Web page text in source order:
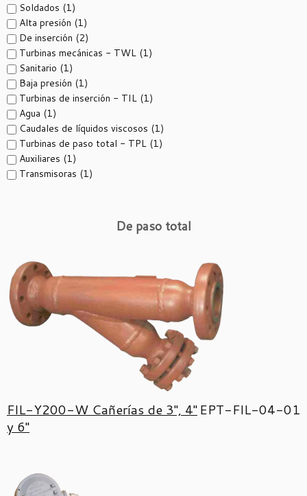
Soldados (1)
Alta presión (1)
De inserción (2)
Turbinas mecánicas - TWL (1)
Sanitario (1)
Baja presión (1)
Turbinas de inserción - TIL (1)
Agua (1)
Caudales de líquidos viscosos (1)
Turbinas de paso total - TPL (1)
Auxiliares (1)
Transmisoras (1)
De paso total
FIL-Y200-W Cañerías de 3'', 4''
y 6''
EPT-FIL-04-01